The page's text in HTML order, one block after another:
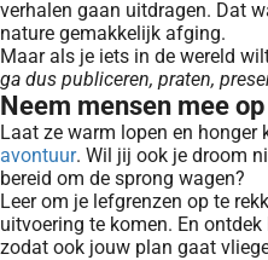
verhalen gaan uitdragen. Dat
nature gemakkelijk afging.
Maar als je iets in de wereld
ga dus publiceren, praten,
Neem mensen mee
Laat ze warm lopen en honger
avontuur. Wil jij ook je droom
bereid om de sprong wagen?
Leer om je lefgrenzen op te
uitvoering te komen. En
zodat ook jouw plan gaat